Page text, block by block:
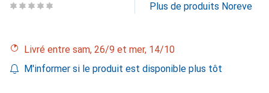
Plus de produits Noreve
Livré entre sam, 26/9 et mer, 14/10
M'informer si le produit est disponible plus tôt